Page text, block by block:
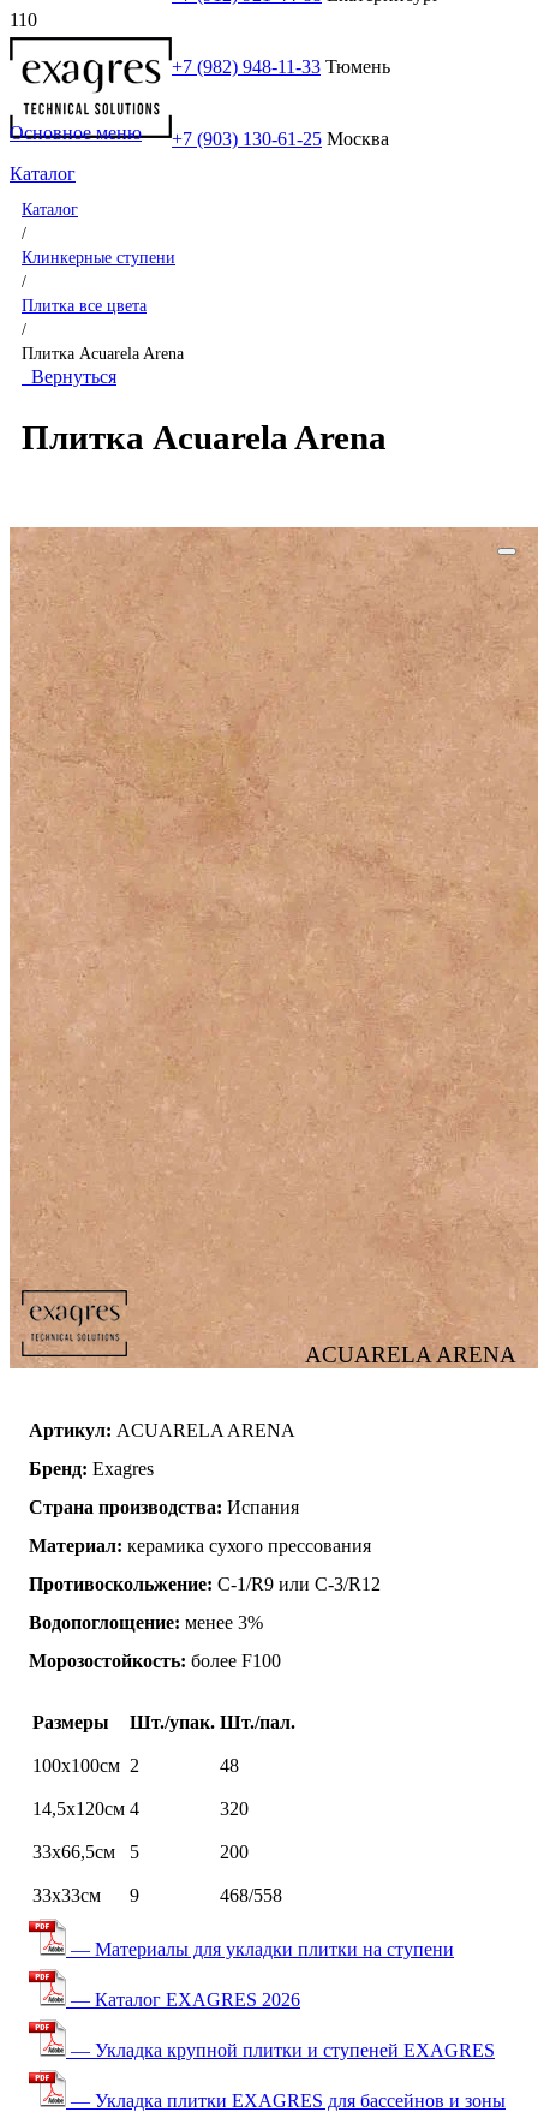
+7 (982) 948-11-33 Тюмень
+7 (903) 130-61-25 Москва
Основное меню
Каталог
Каталог
/
Клинкерные ступени
/
Плитка все цвета
/
Плитка Acuarela Arena
Вернуться
Плитка Acuarela Arena
ACUARELA ARENA
Артикул: ACUARELA ARENA
Бренд: Exagres
Страна производства: Испания
Материал: керамика сухого прессования
Противоскольжение: C-1/R9 или C-3/R12
Водопоглощение: менее 3%
Морозостойкость: более F100
Размеры Шт./упак. Шт./пал.
100х100см 2 48
14,5х120см 4 320
33х66,5см 5 200
33х33см 9 468/558
— Материалы для укладки плитки на ступени
— Каталог EXAGRES 2026
— Укладка крупной плитки и ступеней EXAGRES
— Укладка плитки EXAGRES для бассейнов и зоны